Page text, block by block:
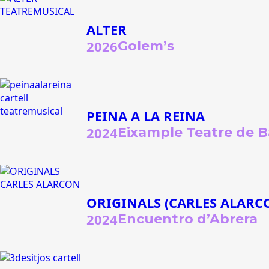
ALTER
2026Golem’s
PEINA A LA REINA
2024Eixample Teatre de
ORIGINALS (CARLES
2024Encuentro d’Abrera